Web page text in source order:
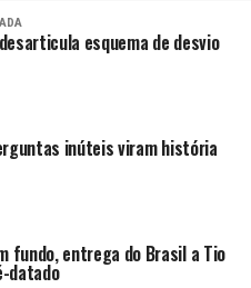
esquema de desvio
inúteis viram história
fundo, entrega do Brasil a Tio
datado